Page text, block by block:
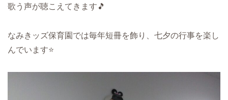
歌う声が聴こえてきます🎵
なみきッズ保育園では毎年短冊を飾り、七夕の行事を楽し
んでいます⭐